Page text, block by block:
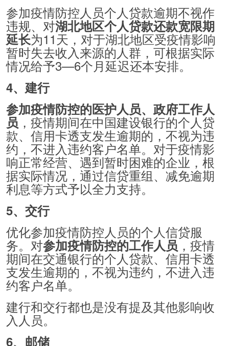
参加疫情防控人员个人贷款逾期不视作
违规、对湖北地区个人贷款还款宽限期
延长为11天，对于湖北地区受疫情影响
暂时失去收入来源的人群，可根据实际
情况给予3—6个月延迟还本安排。
4、建行
参加疫情防控的医护人员、政府工作人
员 ，疫情期间在中国建设银行的个人贷
款、信用卡透支发生逾期的，不视为违
约，不进入违约客户名单。对于疫情影
响正常经营、遇到暂时困难的企业，根
据实际情况，通过信贷重组、减免逾期
利息等方式予以全力支持。
5、交行
优化参加疫情防控人员的个人信贷服
务。对参加疫情防控的工作人员，疫情
期间在交通银行的个人贷款、信用卡透
支发生逾期的，不视为违约，不进入违
约客户名单。
建行和交行都也是没有提及其他影响收
入人员。
6、邮储